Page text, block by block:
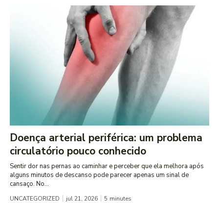
Doença arterial periférica: um problema
circulatório pouco conhecido
Sentir dor nas pernas ao caminhar e perceber que ela melhora após
alguns minutos de descanso pode parecer apenas um sinal de
cansaço. No...
UNCATEGORIZED jul 21, 2026 5 minutes